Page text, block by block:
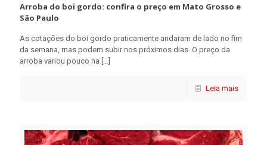
Arroba do boi gordo: confira o preço em Mato Grosso e
São Paulo
As cotações do boi gordo praticamente andaram de lado no fim
da semana, mas podem subir nos próximos dias. O preço da
arroba variou pouco na […]
Leia mais